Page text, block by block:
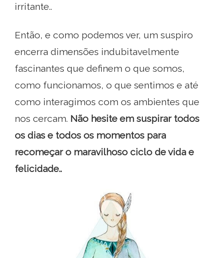
irritante..
Então, e como podemos ver, um suspiro
encerra dimensões indubitavelmente
fascinantes que definem o que somos,
como funcionamos, o que sentimos e até
como interagimos com os ambientes que
nos cercam. Não hesite em suspirar todos
os dias e todos os momentos para
recomeçar o maravilhoso ciclo de vida e
felicidade..